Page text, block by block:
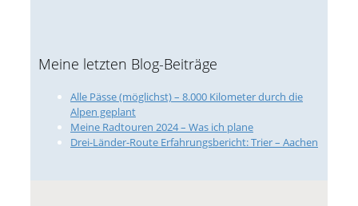
Meine letzten Blog-Beiträge
Alle Pässe (möglichst) – 8.000 Kilometer durch die
Alpen geplant
Meine Radtouren 2024 – Was ich plane
Drei-Länder-Route Erfahrungsbericht: Trier – Aachen